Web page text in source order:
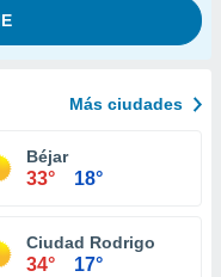
Más ciudades
Béjar
33° 18°
Ciudad Rodrigo
34° 17°